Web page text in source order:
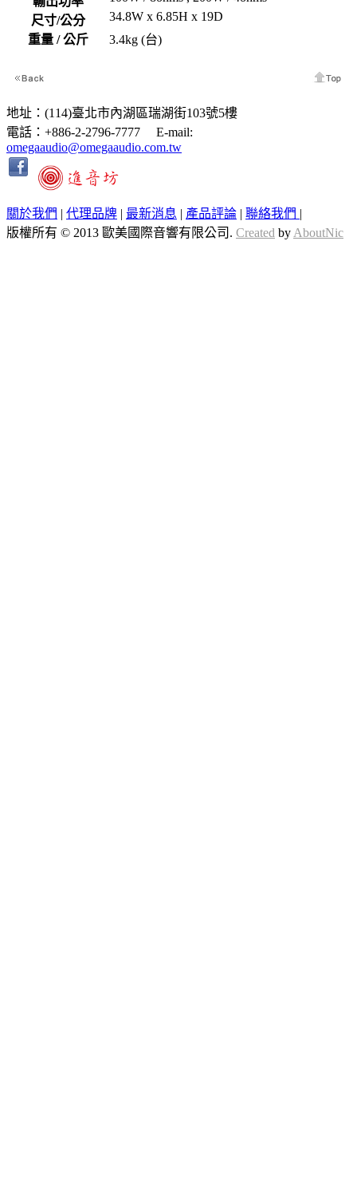
尺寸/公分
34.8W x 6.85H x 19D
重量/公斤 3.4kg (台)
地址：(114)臺北市內湖區瑞湖街103號5樓
電話：+886-2-2796-7777 E-mail:
omegaaudio@omegaaudio.com.tw
關於我們 | 代理品牌 | 最新消息 | 產品評論 | 聯絡我們 |
版權所有 © 2013 歐美國際音響有限公司. Created by AboutNic